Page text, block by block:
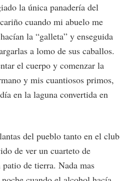
la única panadería del
cuando mi abuelo me
la “galleta” y enseguida
a lomo de sus caballos.
el cuerpo y comenzar la
y mis cuantiosos primos,
en la laguna convertida en
del pueblo tanto en el club
de ver un cuarteto de
de tierra. Nada mas